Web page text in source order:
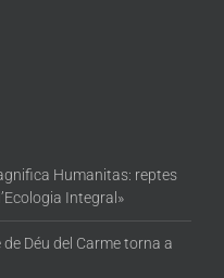
Humanitas: reptes
Integral»
Déu del Carme torna a